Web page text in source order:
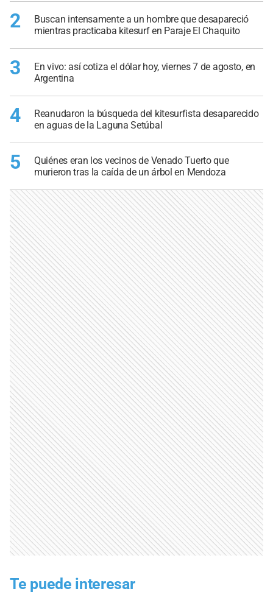
2
Buscan intensamente a un hombre que desapareció
mientras practicaba kitesurf en Paraje El Chaquito
3
En vivo: así cotiza el dólar hoy, viernes 7 de agosto, en
Argentina
4
Reanudaron la búsqueda del kitesurfista desaparecido
en aguas de la Laguna Setúbal
5
Quiénes eran los vecinos de Venado Tuerto que
murieron tras la caída de un árbol en Mendoza
Te puede interesar